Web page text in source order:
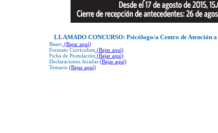
LLAMADO CONCURSO: Psicólogo/a Centro de Atención
Bases: (Bajar aquí)
Formato Curriculum (Bajar aquí)
Ficha de Postulación (Bajar aquí)
Declaraciones Juradas (Bajar aquí)
Temario (Bajar aquí)